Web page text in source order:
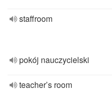
staffroom
pokój nauczycielski
teacher’s room